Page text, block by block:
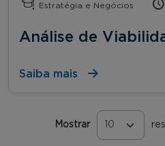
Estratégia e Negócios
Análise de
Saiba mais
Mostrar